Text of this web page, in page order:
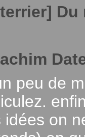
peu de
on